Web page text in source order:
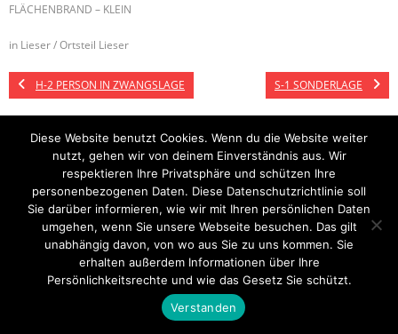
FLÄCHENBRAND – KLEIN
in Lieser / Ortsteil Lieser
H-2 PERSON IN ZWANGSLAGE S-1 SONDERLAGE
Startseite Einsätze Mitglied werden Über uns
Bilder
Kontakt
Theme byThink Up Themes Ltd. Powered byWordPress.
Diese Website benutzt Cookies. Wenn du die Website weiter
nutzt, gehen wir von deinem Einverständnis aus. Wir
respektieren Ihre Privatsphäre und schützen Ihre
personenbezogenen Daten. Diese Datenschutzrichtlinie soll
Sie darüber informieren, wie wir mit Ihren persönlichen Daten
umgehen, wenn Sie unsere Webseite besuchen. Das gilt
unabhängig davon, von wo aus Sie zu uns kommen. Sie
erhalten außerdem Informationen über Ihre
Persönlichkeitsrechte und wie das Gesetz Sie schützt.
Verstanden